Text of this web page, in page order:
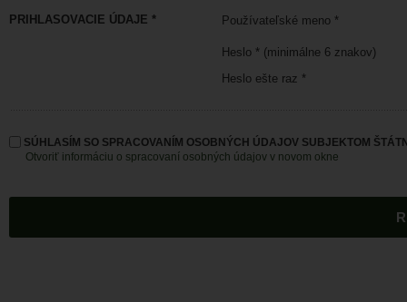
PRIHLASOVACIE ÚDAJE * Používateľské meno *
Heslo * (minimálne 6 znakov)
Heslo ešte raz *
SÚHLASÍM SO SPRACOVANÍM OSOBNÝCH ÚDAJOV SUBJEKTOM
Otvoriť informáciu o spracovaní osobných údajov v novom okne